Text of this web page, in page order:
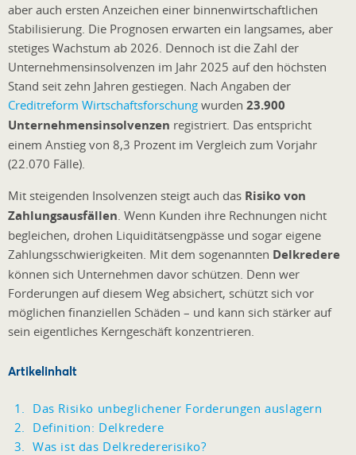
aber auch ersten Anzeichen einer binnenwirtschaftlichen
Stabilisierung. Die Prognosen erwarten ein langsames, aber
stetiges Wachstum ab 2026. Dennoch ist die Zahl der
Unternehmensinsolvenzen im Jahr 2025 auf den höchsten
Stand seit zehn Jahren gestiegen. Nach Angaben der
Creditreform Wirtschaftsforschung wurden 23.900
Unternehmensinsolvenzen registriert. Das entspricht
einem Anstieg von 8,3 Prozent im Vergleich zum Vorjahr
(22.070 Fälle).
Mit steigenden Insolvenzen steigt auch das Risiko von
Zahlungsausfällen. Wenn Kunden ihre Rechnungen nicht
begleichen, drohen Liquiditätsengpässe und sogar eigene
Zahlungsschwierigkeiten. Mit dem sogenannten Delkredere
können sich Unternehmen davor schützen. Denn wer
Forderungen auf diesem Weg absichert, schützt sich vor
möglichen finanziellen Schäden – und kann sich stärker auf
sein eigentliches Kerngeschäft konzentrieren.
Artikelinhalt
Das Risiko unbeglichener Forderungen auslagern
Definition: Delkredere
Was ist das Delkredererisiko?